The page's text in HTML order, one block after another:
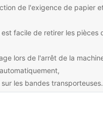
de l'exigence de papier
facile de retirer les pièces
lors de l'arrêt de la
les bandes transporteuses.